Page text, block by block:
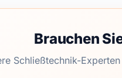
Brauchen
Schließtechnik-